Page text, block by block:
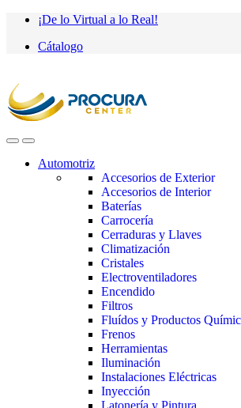
Saltar
navegación
saltar
contenido
¡De lo Virtual a lo Real!
Cátalogo
Automotriz
Accesorios de Exterior
Accesorios de Interior
Baterías
Carrocería
Cerraduras y Llaves
Climatización
Cristales
Electroventiladores
Encendido
Filtros
Fluídos y Productos
Frenos
Herramientas
Iluminación
Instalaciones Eléctricas
Inyección
Latonería y Pintura